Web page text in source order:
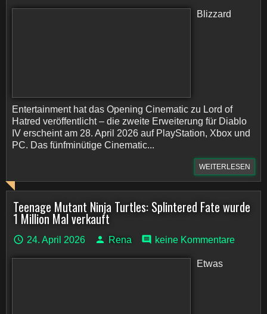
Blizzard
Entertainment hat das Opening Cinematic zu Lord of
Hatred veröffentlicht – die zweite Erweiterung für Diablo
IV erscheint am 28. April 2026 auf PlayStation, Xbox und
PC. Das fünfminütige Cinematic...
WEITERLESEN
Teenage Mutant Ninja Turtles: Splintered Fate wurde
1 Million Mal verkauft
24. April 2026 Rena keine Kommentare
Etwas